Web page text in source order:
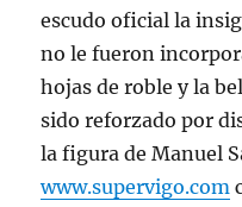
escudo oficial la
no le fueron
hojas de roble y la
sido reforzado por
la figura de Manuel
www.supervigo.com